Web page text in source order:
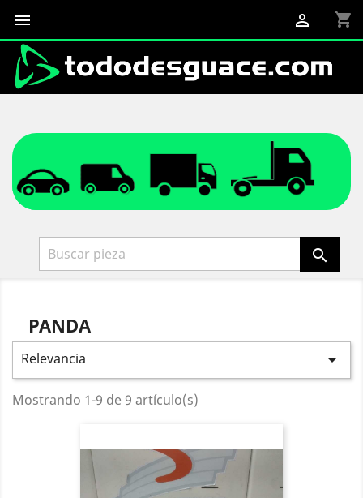
 shopping_cart


PANDA
Relevancia 
Mostrando 1-9 de 9 artículo(s)